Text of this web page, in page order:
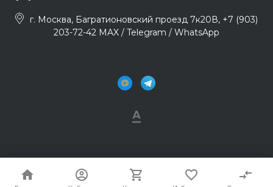
г. Москва, Багратионовский проезд 7к20В, +7 (903)
203-72-42 MAX / Telegram / WhatsApp
© Apple-region.com 2013 - 2024